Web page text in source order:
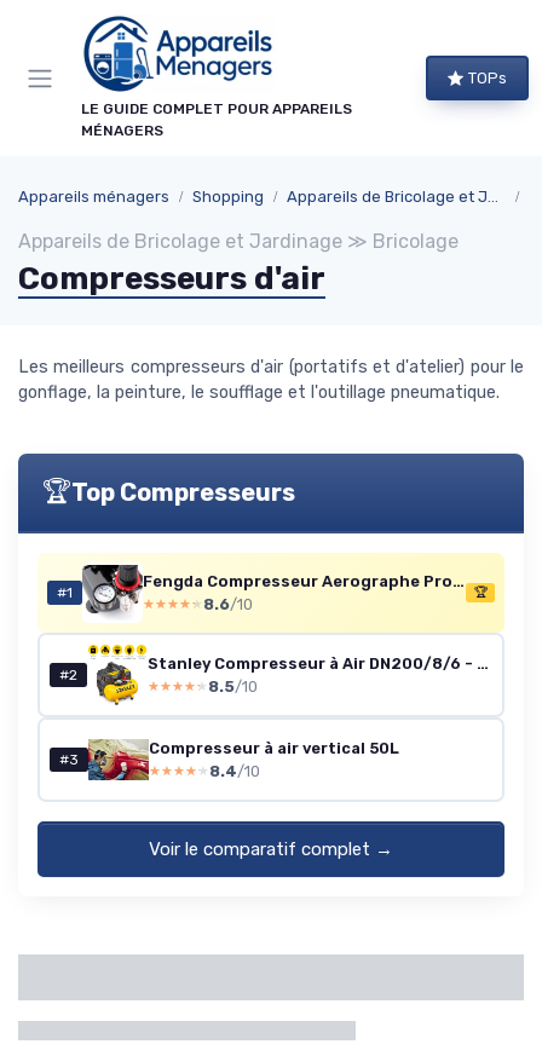
LE GUIDE COMPLET POUR APPAREILS
MÉNAGERS
TOPs
Appareils ménagers Shopping Appareils de Bricolage et Jardinage
Appareils de Bricolage et Jardinage ≫ Bricolage
Compresseurs d'air
Les meilleurs compresseurs d'air (portatifs et d'atelier) pour le
gonflage, la peinture, le soufflage et l'outillage pneumatique.
🏆Top Compresseurs
#1
Fengda Compresseur Aerographe Professionnel FD-186 avec réservoir d’air/Régulateur de pression / 3L / 4 bars/Arrêt Auto
★★★★★
★★★★★ 8.6/10
🏆
#2
Stanley Compresseur à Air DN200/8/6 - Gonfleur Pneus Voiture 8 Bar - Compresseur Portatif avec Capacité de 6L - sans Huile 105L/Min - Avec Poignée et Pieds Antidérapants - pour Outils Pneumatiques Unique
★★★★★
★★★★★ 8.5/10
#3
Compresseur à air vertical 50L
★★★★★
★★★★★ 8.4/10
Voir le comparatif complet →
Panneau de gestion des cookies